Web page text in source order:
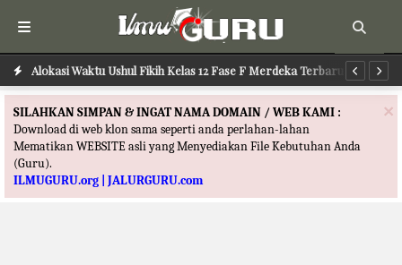
Alokasi Waktu Ushul Fikih Kelas 12 Fase F Merdeka Terbaru
Alokasi Waktu Ilmu Tafsir Kelas 12 Fase F Merdeka Terbaru
×
SILAHKAN SIMPAN & INGAT NAMA DOMAIN / WEB KAMI :
Download di web klon sama seperti anda perlahan-lahan
Mematikan WEBSITE asli yang Menyediakan File Kebutuhan Anda
(Guru).
ILMUGURU.org | JALURGURU.com